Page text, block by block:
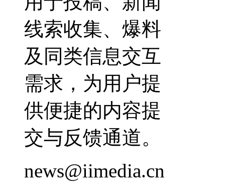
线索收集、爆料
及同类信息交互
需求，为用户提
供便捷的内容提
交与反馈通道。
news@iimedia.cn